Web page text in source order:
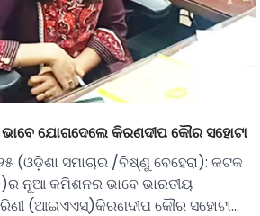
ଯୋଗଦେଲେ କିରଣଦୀପ କୌର ସହୋଟା
(ଓଡ଼ିଶା ସମାଚାର /ବିଷ୍ଣୁ ବେହେରା): କଟକ
ନୂଆ କମିଶନର ଭାବେ ଭାରତୀୟ
(ଆଇଏଏସ୍)କିରଣଦୀପ କୌର ସହୋଟା…